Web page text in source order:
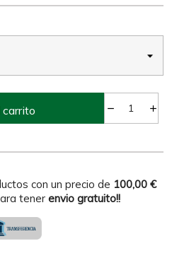
con un precio de 100,00 €
tener envio gratuito!!